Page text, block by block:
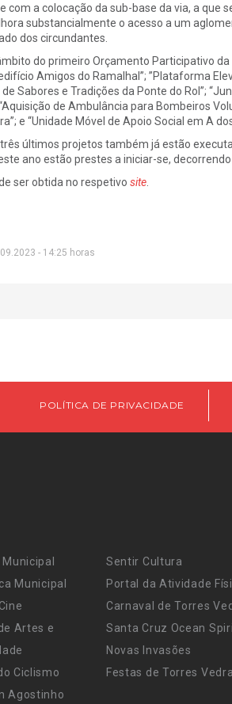
com a colocação da sub-base da via, a que
substancialmente o acesso a um
dos circundantes.
do primeiro Orçamento Participativo
Amigos do Ramalhal”; ”Plataforma
de Sabores e Tradições da Ponte do Rol”;
de Ambulância para Bombeiros
e “Unidade Móvel de Apoio Social em A
últimos projetos também já estão
ano estão prestes a iniciar-se,
ser obtida no respetivo site.
- 14:25 horas
POLÍTICA DE PRIVACIDADE
Municipal
Artes e
Ciclismo
Agostinho
Sentir Cultura
Portal da Atividade
Carnaval de Torres
Santa Cruz Ocean
Novas Invasões
Festas de Torres